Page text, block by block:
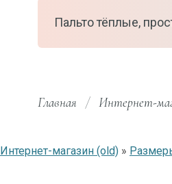
Пальто тёплые,
Главная / Интернет-
Интернет-магазин (old) »